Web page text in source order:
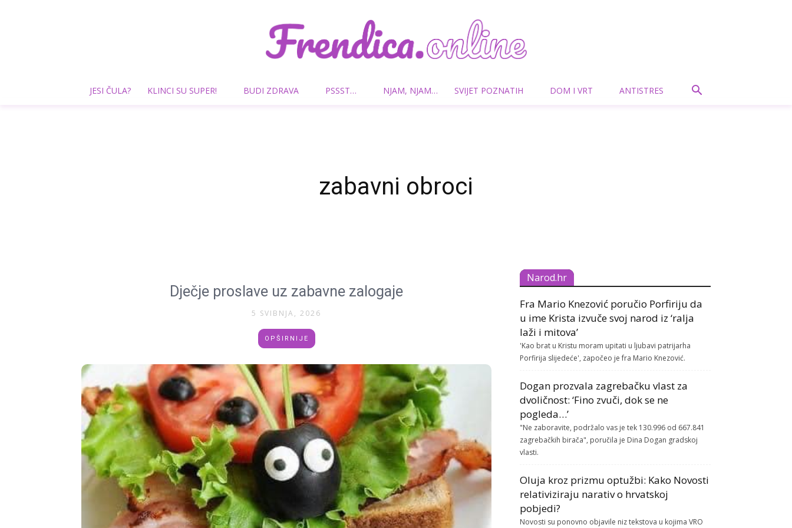
Frendica.online
JESI ČULA? KLINCI SU SUPER! BUDI ZDRAVA PSSST… NJAM, NJAM… SVIJET POZNATIH DOM I VRT ANTISTRES
zabavni obroci
Dječje proslave uz zabavne zalogaje
5 SVIBNJA, 2026
OPŠIRNIJE
Narod.hr
Fra Mario Knezović poručio Porfiriju da
u ime Krista izvuče svoj narod iz ‘ralja
laži i mitova’
'Kao brat u Kristu moram upitati u ljubavi patrijarha
Porfirija slijedeće', započeo je fra Mario Knezović.
Dogan prozvala zagrebačku vlast za
dvoličnost: ‘Fino zvuči, dok se ne
pogleda…’
"Ne zaboravite, podržalo vas je tek 130.996 od 667.841
zagrebačkih birača", poručila je Dina Dogan gradskoj
vlasti.
Oluja kroz prizmu optužbi: Kako Novosti
relativiziraju narativ o hrvatskoj
pobjedi?
Novosti su ponovno objavile niz tekstova u kojima VRO